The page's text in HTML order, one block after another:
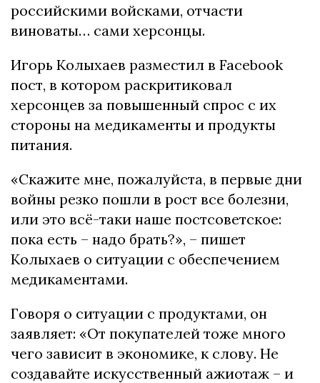
российскими войсками, отчасти
виноваты… сами херсонцы.
Игорь Колыхаев разместил в Facebook
пост, в котором раскритиковал
херсонцев за повышенный спрос с их
стороны на медикаменты и продукты
питания.
«Скажите мне, пожалуйста, в первые дни
войны резко пошли в рост все болезни,
или это всё-таки наше постсоветское:
пока есть – надо брать?», – пишет
Колыхаев о ситуации с обеспечением
медикаментами.
Говоря о ситуации с продуктами, он
заявляет: «От покупателей тоже много
чего зависит в экономике, к слову. Не
создавайте искусственный ажиотаж – и